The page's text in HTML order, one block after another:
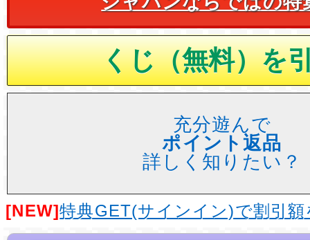
充分遊んで
ポイント返品
詳しく知りたい？
[NEW]特典GET(サインイン)で割引